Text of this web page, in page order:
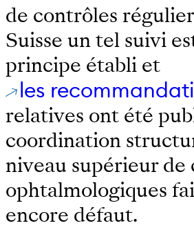
de contrôles
Suisse un tel suivi
principe établi et
les
relatives ont été
coordination
niveau supérieur de
ophtalmologiques
encore défaut.